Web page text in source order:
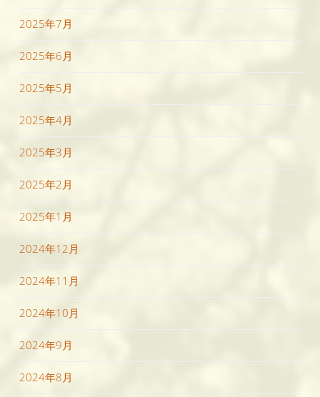
2025年7月
2025年6月
2025年5月
2025年4月
2025年3月
2025年2月
2025年1月
2024年12月
2024年11月
2024年10月
2024年9月
2024年8月